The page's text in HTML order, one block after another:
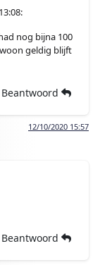
nog bijna 100
geldig blijft
Beantwoord
12/10/2020 15:57
Beantwoord